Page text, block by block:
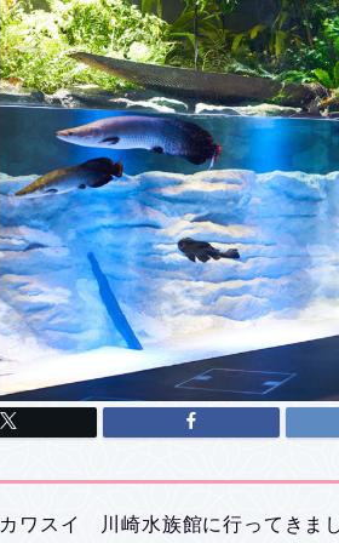
カワスイ 川崎水族館に行ってきま